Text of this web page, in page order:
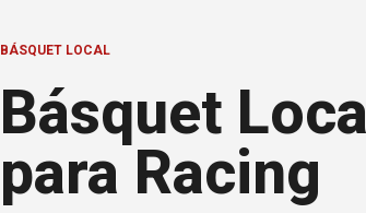
BÁSQUET LOCAL
Básquet
para Racing